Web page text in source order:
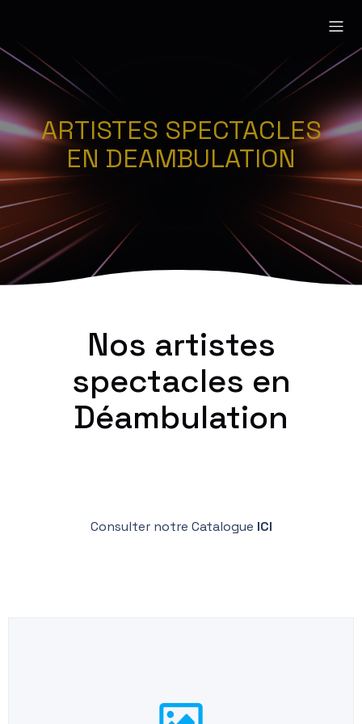
ARTISTES SPECTACLES
EN DEAMBULATION
Nos artistes
spectacles en
Déambulation
Consulter notre Catalogue ICI